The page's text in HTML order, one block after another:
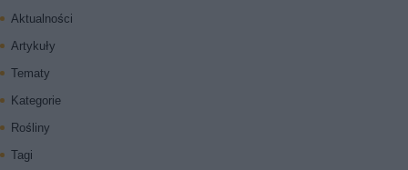
Aktualności
Artykuły
Tematy
Kategorie
Rośliny
Tagi